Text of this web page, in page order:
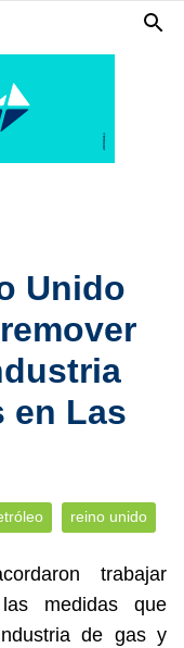
Unido
en Las
reino unido
trabajar
medidas que
de gas y